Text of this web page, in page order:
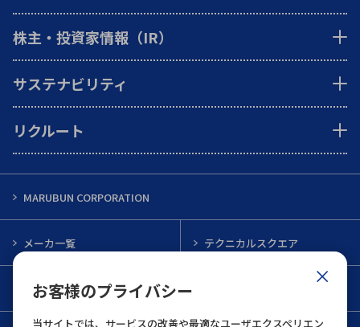
お客様のプライバシー
当サイトでは、サービスの改善や最適なユーザエクスペリエン
株主・投資家情報（IR）
サステナビリティ
リクルート
MARUBUN CORPORATION
メーカ一覧 テクニカルスクエア
インフォメーション